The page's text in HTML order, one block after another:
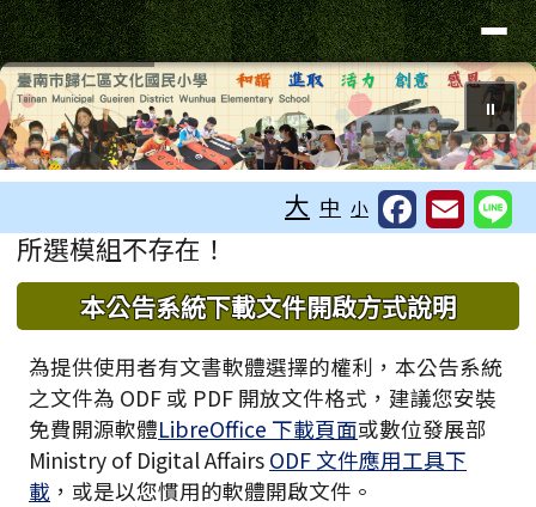
跳至主內容區
臺南市歸仁區文化國小全球資訊站
導覽列
⏸
大 中 小
主內容區域
所選模組不存在！
下中區域內容
本公告系統下載文件開啟方式說明
為提供使用者有文書軟體選擇的權利，本公告系統
之文件為 ODF 或 PDF 開放文件格式，建議您安裝
免費開源軟體LibreOffice 下載頁面或數位發展部
Ministry of Digital Affairs ODF 文件應用工具下
載 ，或是以您慣用的軟體開啟文件。
頁尾區域